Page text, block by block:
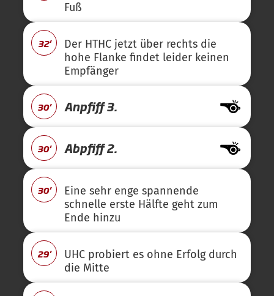
Fuß
32'
Der HTHC jetzt über rechts die
hohe Flanke findet leider keinen
Empfänger
30' Anpfiff 3.
30' Abpfiff 2.
30'
Eine sehr enge spannende
schnelle erste Hälfte geht zum
Ende hinzu
29'
UHC probiert es ohne Erfolg durch
die Mitte